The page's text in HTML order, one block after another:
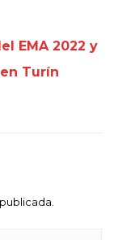
EMA 2022 y
Turín